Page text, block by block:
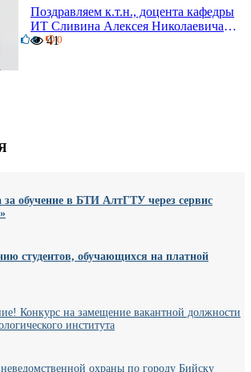
Поздравляем к.т.н., доцента кафедры
ИТ Сливина Алексея Николаевича с
юбилеем!
6 0
41
за обучение в БТИ АлтГТУ через сервис
студентов, обучающихся на платной
Конкурс на замещение вакантной должности
института
охраны по городу Бийску